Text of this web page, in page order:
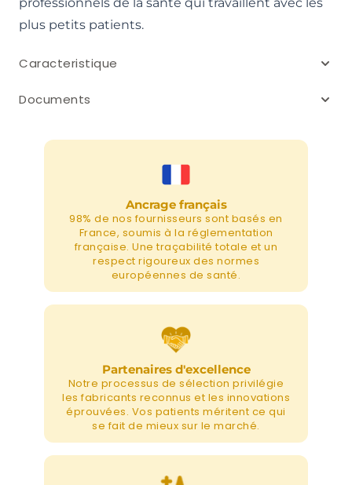
plus petits patients.
Caracteristique
Documents
Ancrage français
98% de nos fournisseurs sont basés en
France, soumis à la réglementation
française. Une traçabilité totale et un
respect rigoureux des normes
européennes de santé.
Partenaires d'excellence
Notre processus de sélection privilégie
les fabricants reconnus et les innovations
éprouvées. Vos patients méritent ce qui
se fait de mieux sur le marché.